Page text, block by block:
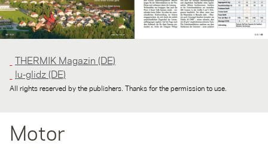
THERMIK Magazin (DE)
lu-glidz (DE)
All rights reserved by the publishers. Thanks for the permission to use.
Motor